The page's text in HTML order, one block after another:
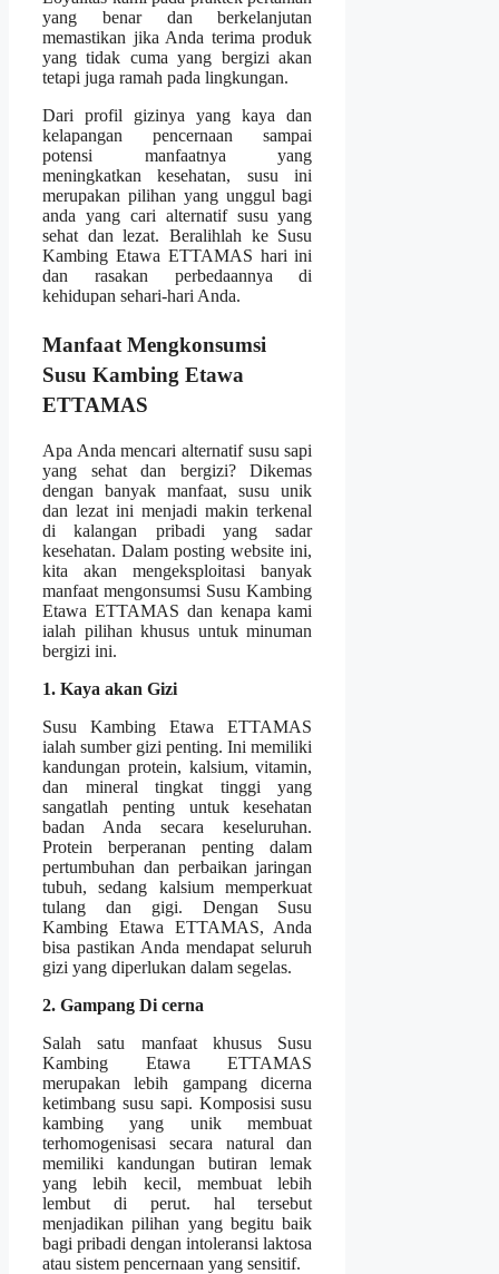
yang benar dan berkelanjutan
memastikan jika Anda terima produk
yang tidak cuma yang bergizi akan
tetapi juga ramah pada lingkungan.
Dari profil gizinya yang kaya dan
kelapangan pencernaan sampai
potensi manfaatnya yang
meningkatkan kesehatan, susu ini
merupakan pilihan yang unggul bagi
anda yang cari alternatif susu yang
sehat dan lezat. Beralihlah ke Susu
Kambing Etawa ETTAMAS hari ini
dan rasakan perbedaannya di
kehidupan sehari-hari Anda.
Manfaat Mengkonsumsi
Susu Kambing Etawa
ETTAMAS
Apa Anda mencari alternatif susu sapi
yang sehat dan bergizi? Dikemas
dengan banyak manfaat, susu unik
dan lezat ini menjadi makin terkenal
di kalangan pribadi yang sadar
kesehatan. Dalam posting website ini,
kita akan mengeksploitasi banyak
manfaat mengonsumsi Susu Kambing
Etawa ETTAMAS dan kenapa kami
ialah pilihan khusus untuk minuman
bergizi ini.
1. Kaya akan Gizi
Susu Kambing Etawa ETTAMAS
ialah sumber gizi penting. Ini memiliki
kandungan protein, kalsium, vitamin,
dan mineral tingkat tinggi yang
sangatlah penting untuk kesehatan
badan Anda secara keseluruhan.
Protein berperanan penting dalam
pertumbuhan dan perbaikan jaringan
tubuh, sedang kalsium memperkuat
tulang dan gigi. Dengan Susu
Kambing Etawa ETTAMAS, Anda
bisa pastikan Anda mendapat seluruh
gizi yang diperlukan dalam segelas.
2. Gampang Di cerna
Salah satu manfaat khusus Susu
Kambing Etawa ETTAMAS
merupakan lebih gampang dicerna
ketimbang susu sapi. Komposisi susu
kambing yang unik membuat
terhomogenisasi secara natural dan
memiliki kandungan butiran lemak
yang lebih kecil, membuat lebih
lembut di perut. hal tersebut
menjadikan pilihan yang begitu baik
bagi pribadi dengan intoleransi laktosa
atau sistem pencernaan yang sensitif.